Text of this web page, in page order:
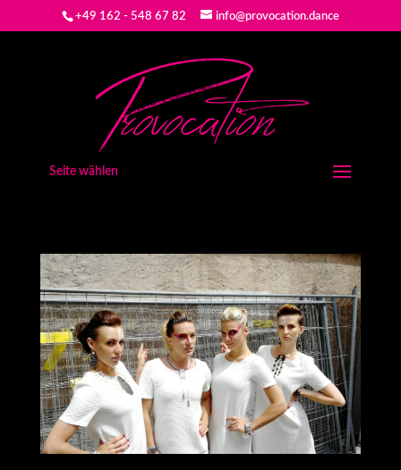
+49 162 - 548 67 82 info@provocation.dance
Seite wählen